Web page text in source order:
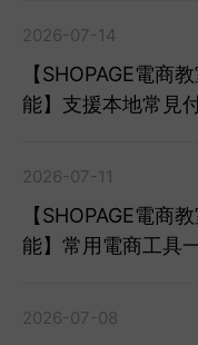
2026-07-14
【SHOPAGE電商
能】支援本地常見
2026-07-11
【SHOPAGE電商
能】常用電商工具
2026-07-08